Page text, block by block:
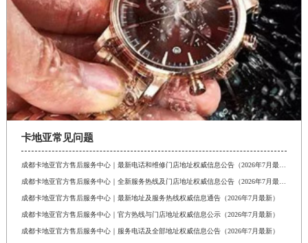
卡地亚常见问题
成都卡地亚官方售后服务中心｜最新地址及服务热线权威信息通告（2026年7月最新）
成都卡地亚官方售后服务中心｜官方热线与门店地址权威信息公示（2026年7月最新）
成都卡地亚官方售后服务中心｜服务电话及全部地址权威信息公告（2026年7月最新）